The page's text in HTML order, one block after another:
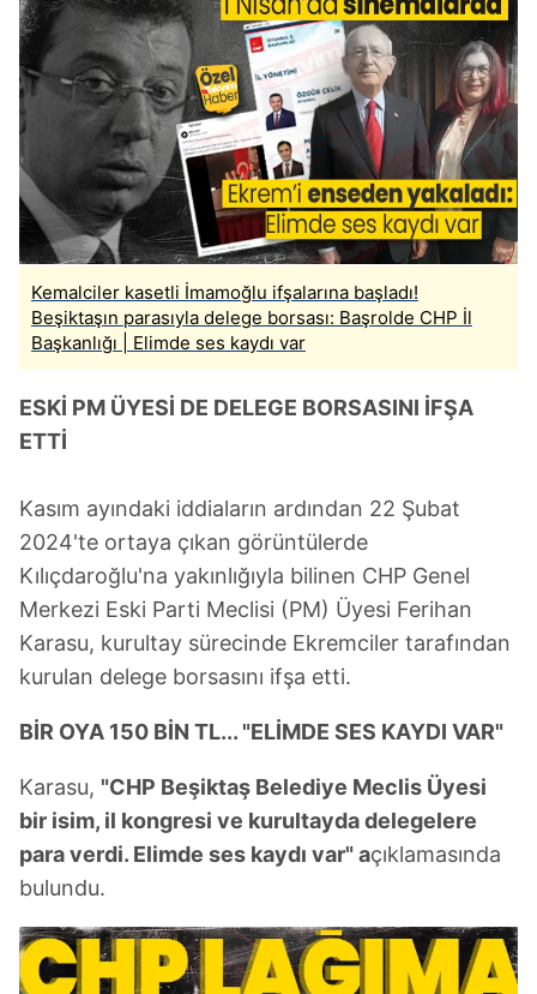
Kemalciler kasetli İmamoğlu ifşalarına başladı!
Beşiktaşın parasıyla delege borsası: Başrolde CHP İl
Başkanlığı | Elimde ses kaydı var
ESKİ PM ÜYESİ DE DELEGE BORSASINI İFŞA
ETTİ
Kasım ayındaki iddiaların ardından 22 Şubat
2024'te ortaya çıkan görüntülerde
Kılıçdaroğlu'na yakınlığıyla bilinen CHP Genel
Merkezi Eski Parti Meclisi (PM) Üyesi Ferihan
Karasu, kurultay sürecinde Ekremciler tarafından
kurulan delege borsasını ifşa etti.
BİR OYA 150 BİN TL... "ELİMDE SES KAYDI VAR"
Karasu, "CHP Beşiktaş Belediye Meclis Üyesi
bir isim, il kongresi ve kurultayda delegelere
para verdi. Elimde ses kaydı var" açıklamasında
bulundu.